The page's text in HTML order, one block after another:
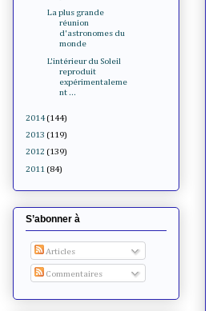
La plus grande
réunion
d'astronomes du
monde
L'intérieur du Soleil
reproduit
expérimentaleme
nt ...
2014 (144)
2013 (119)
2012 (139)
2011 (84)
S’abonner à
Articles
Commentaires